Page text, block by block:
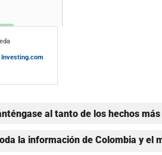
Investing.com
al tanto de los hechos
la información de Colombia y el